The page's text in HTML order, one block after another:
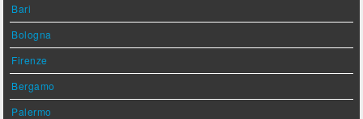
Bari
Bologna
Firenze
Bergamo
Palermo